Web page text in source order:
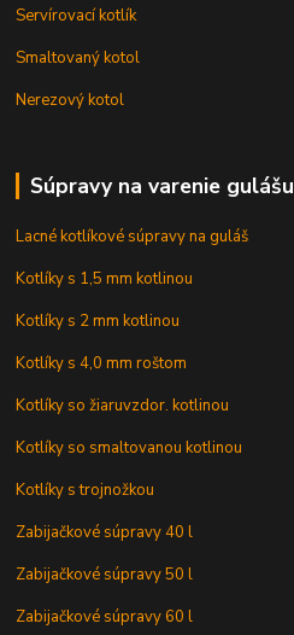
Servírovací kotlík
Smaltovaný kotol
Nerezový kotol
Súpravy na varenie gulášu
Lacné kotlíkové súpravy na guláš
Kotlíky s 1,5 mm kotlinou
Kotlíky s 2 mm kotlinou
Kotlíky s 4,0 mm roštom
Kotlíky so žiaruvzdor. kotlinou
Kotlíky so smaltovanou kotlinou
Kotlíky s trojnožkou
Zabijačkové súpravy 40 l
Zabijačkové súpravy 50 l
Zabijačkové súpravy 60 l